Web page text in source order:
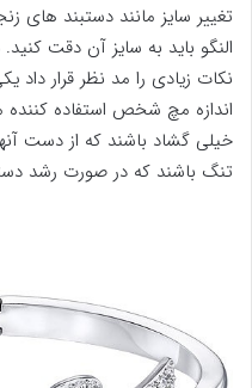
تغییر سایز مانند دستبند های
النگو باید به سایز آن دقت
نکات زیادی را مد نظر قرار داد
اندازه مچ شخص استفاده کننده
خیلی گشاد باشند که از دست
تنگ باشند که در صورت رشد